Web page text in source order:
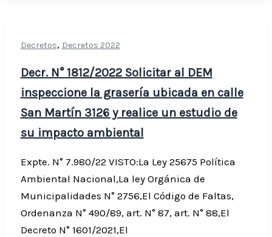
Decretos, Decretos 2022
Decr. N° 1812/2022 Solicitar al DEM
inspeccione la grasería ubicada en calle
San Martín 3126 y realice un estudio de
su impacto ambiental
Expte. N° 7.980/22 VISTO:La Ley 25675 Política
Ambiental Nacional,La ley Orgánica de
Municipalidades N° 2756,El Código de Faltas,
Ordenanza N° 490/89, art. N° 87, art. N° 88,El
Decreto N° 1601/2021,El